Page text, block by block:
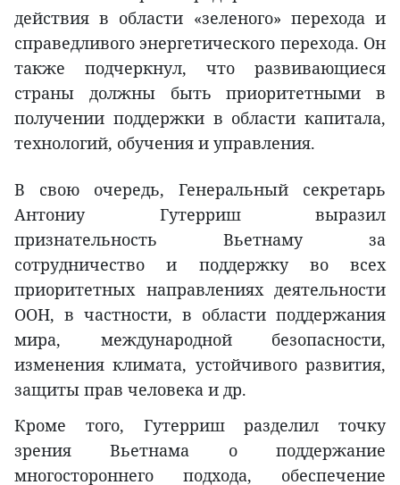
действия в области «зеленого» перехода и
справедливого энергетического перехода. Он
также подчеркнул, что развивающиеся
страны должны быть приоритетными в
получении поддержки в области капитала,
технологий, обучения и управления.
В свою очередь, Генеральный секретарь
Антониу Гутерриш выразил
признательность Вьетнаму за
сотрудничество и поддержку во всех
приоритетных направлениях деятельности
ООН, в частности, в области поддержания
мира, международной безопасности,
изменения климата, устойчивого развития,
защиты прав человека и др.
Кроме того, Гутерриш разделил точку
зрения Вьетнама о поддержание
многостороннего подхода, обеспечение